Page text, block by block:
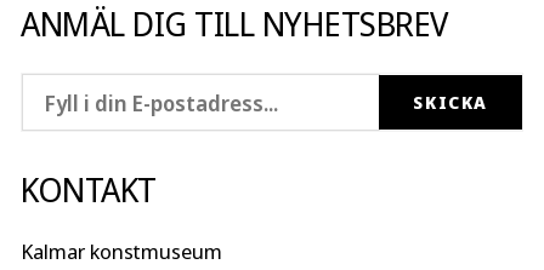
ANMÄL DIG TILL NYHETSBREV
KONTAKT
Kalmar konstmuseum